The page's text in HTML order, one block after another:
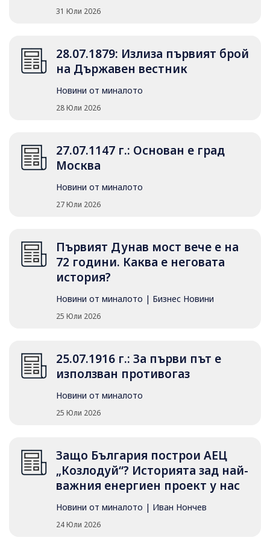
31 Юли 2026
28.07.1879: Излиза първият брой
на Държавен вестник
Новини от миналото
28 Юли 2026
27.07.1147 г.: Основан е град
Москва
Новини от миналото
27 Юли 2026
Първият Дунав мост вече е на
72 години. Каква е неговата
история?
Новини от миналото | Бизнес Новини
25 Юли 2026
25.07.1916 г.: За първи път е
използван противогаз
Новини от миналото
25 Юли 2026
Защо България построи АЕЦ
„Козлодуй“? Историята зад най-
важния енергиен проект у нас
Новини от миналото | Иван Нончев
24 Юли 2026